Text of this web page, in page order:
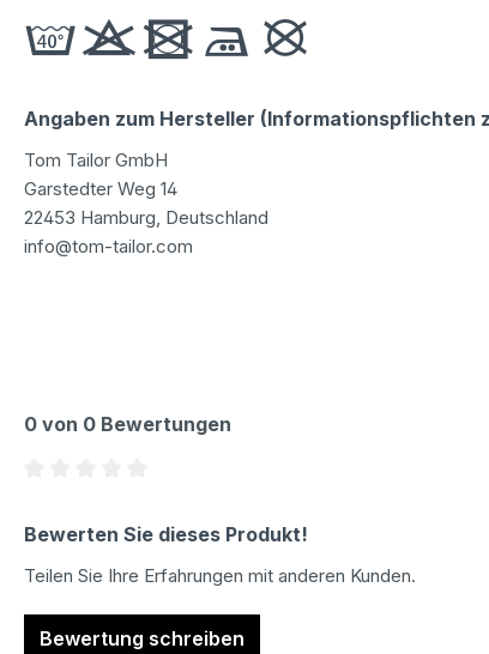
Angaben zum Hersteller (Informationspflichten
Tom Tailor GmbH
Garstedter Weg 14
22453 Hamburg, Deutschland
info@tom-tailor.com
0 von 0 Bewertungen
Bewerten Sie dieses Produkt!
Teilen Sie Ihre Erfahrungen mit anderen Kunden.
Bewertung schreiben